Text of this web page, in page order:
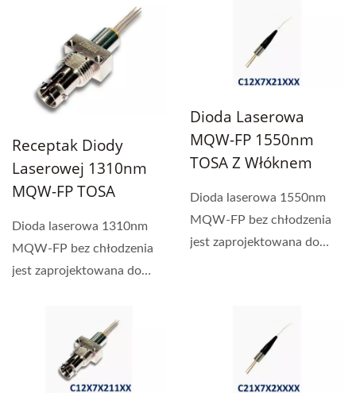
Receptak Diody
Laserowej 1310nm
MQW-FP TOSA
Dioda laserowa 1310nm
MQW-FP bez chłodzenia
jest zaprojektowana do
Dioda Laserowa
MQW-FP 1550nm
TOSA Z Włóknem
Dioda laserowa 1550nm
MQW-FP bez chłodzenia
jest zaprojektowana do